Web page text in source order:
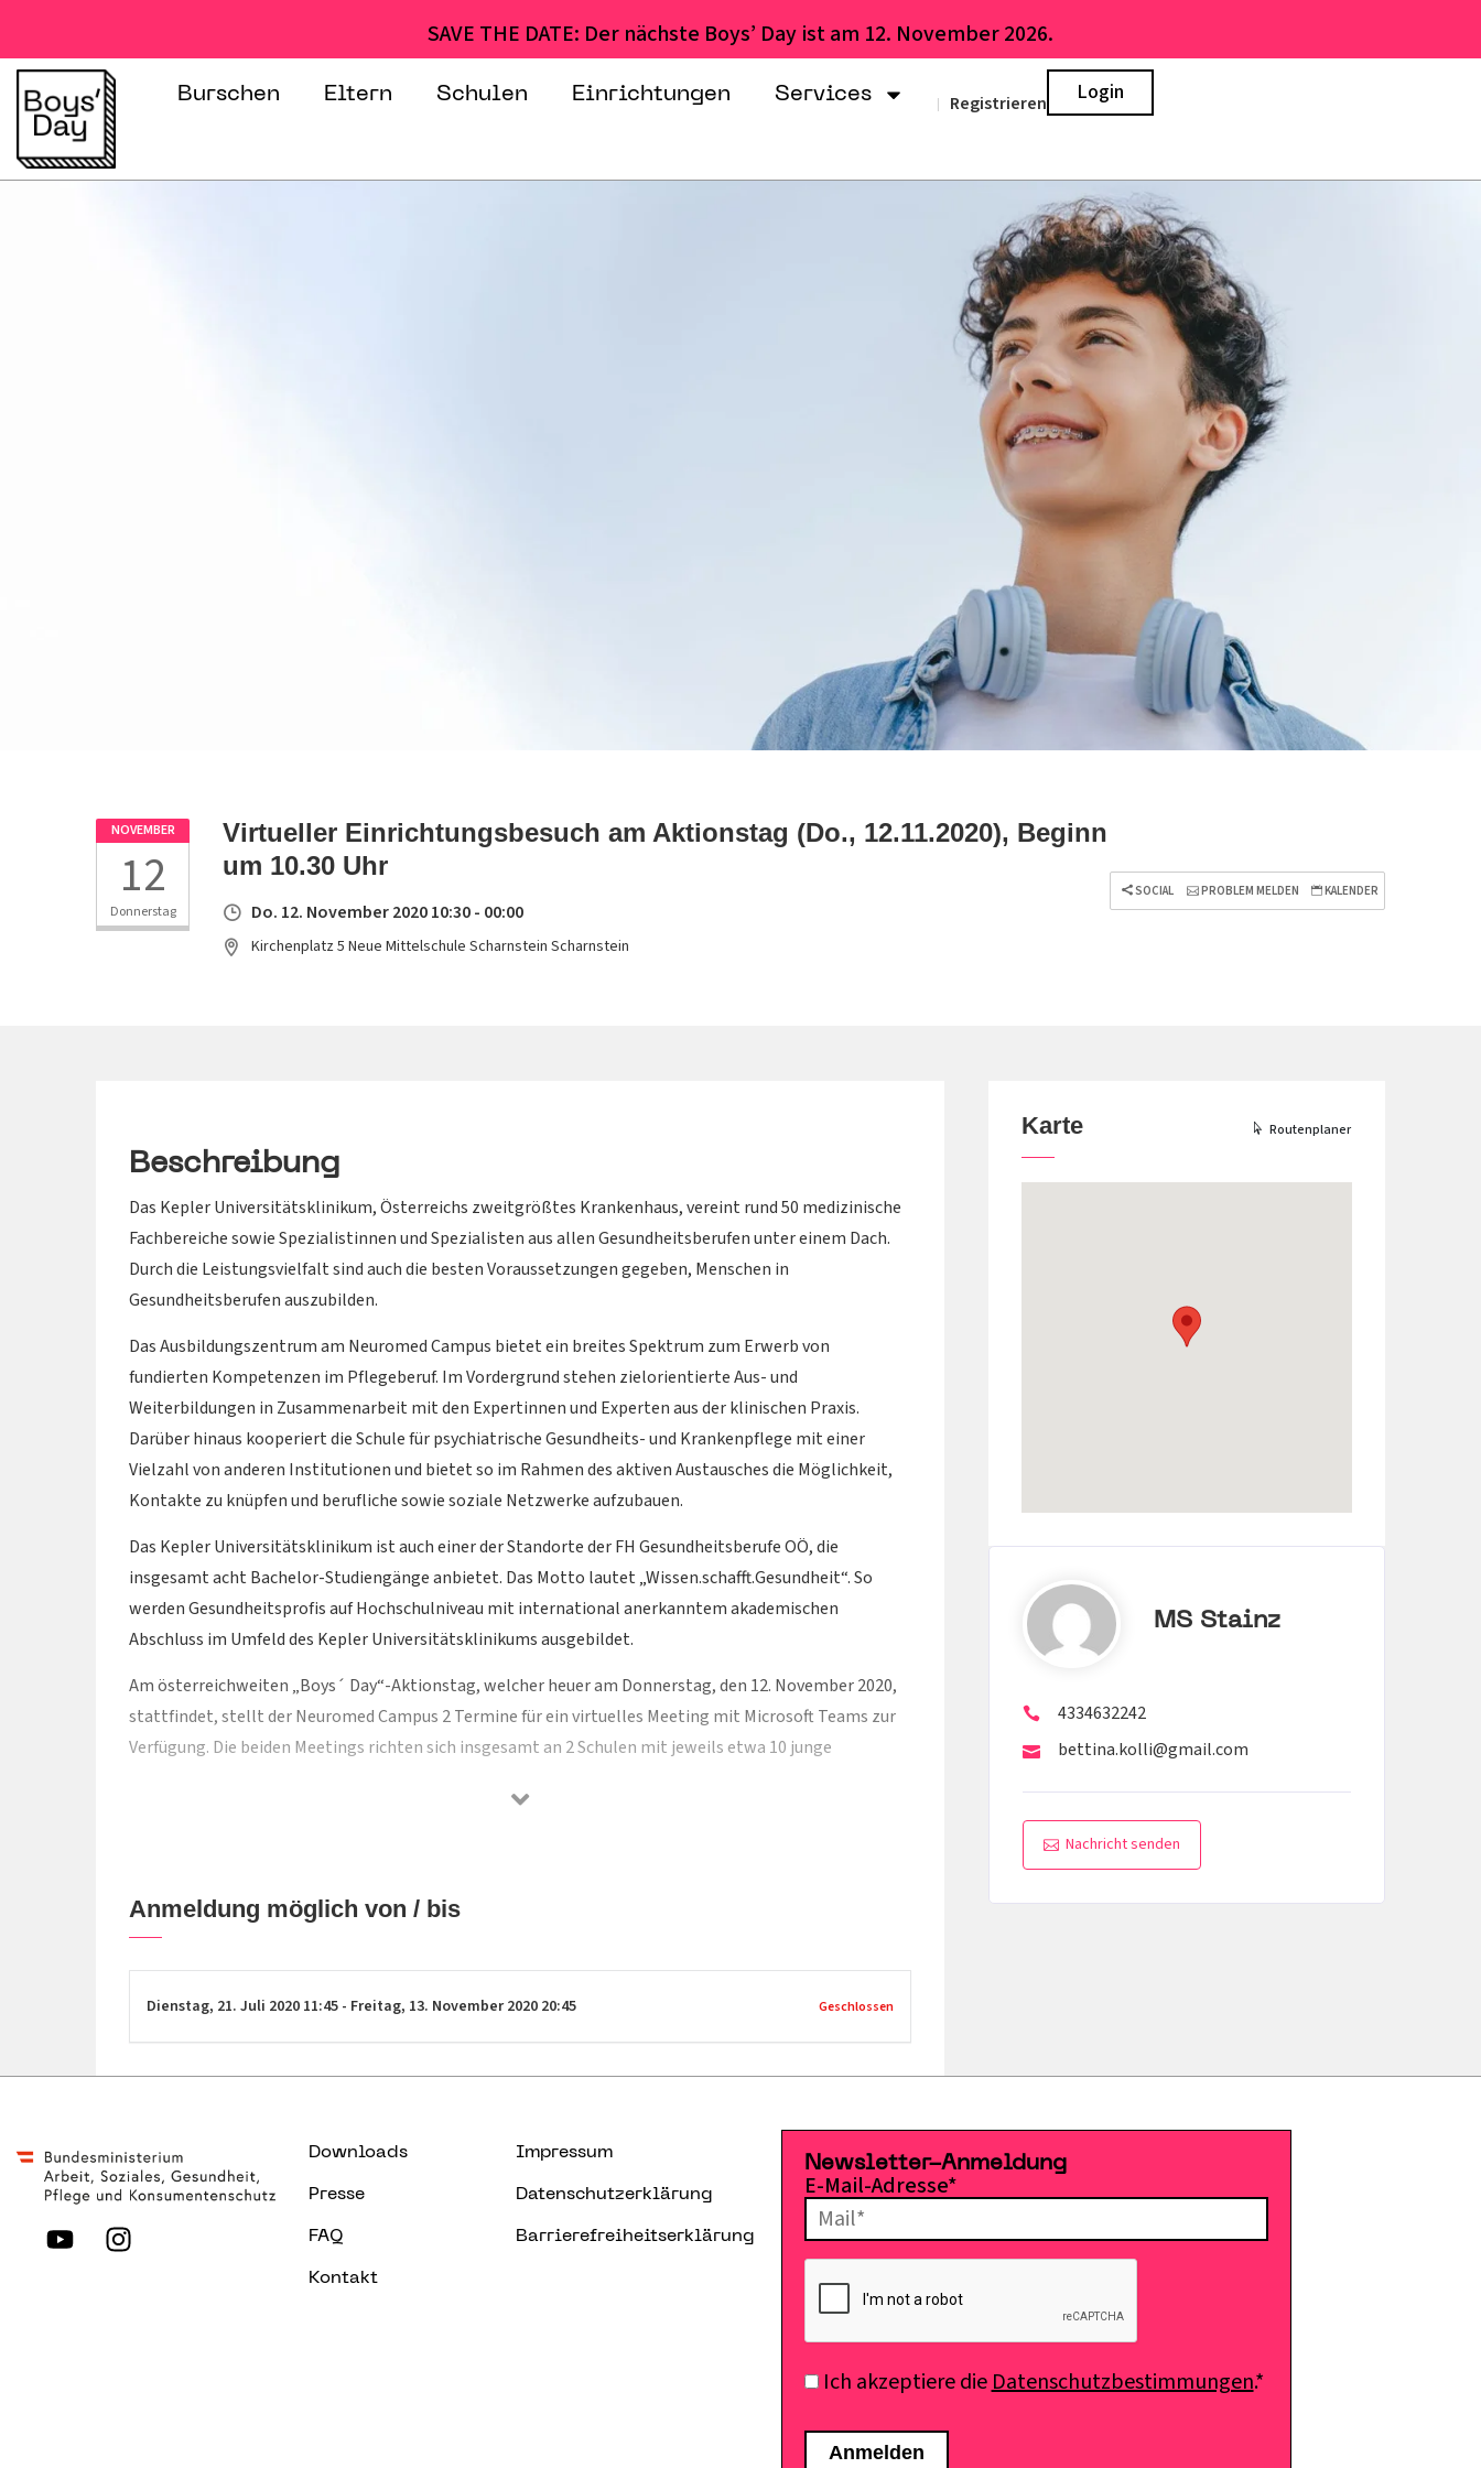
SAVE THE DATE: Der nächste Boys’ Day ist am 12. November 2026.
Burschen Eltern Schulen Einrichtungen Services | Registrieren Login
NOVEMBER
12
Donnerstag
Virtueller Einrichtungsbesuch am Aktionstag (Do., 12.11.2020), Beginn
um 10.30 Uhr
Do. 12. November 2020 10:30 - 00:00
Kirchenplatz 5 Neue Mittelschule Scharnstein Scharnstein
SOCIAL PROBLEM MELDEN KALENDER
Beschreibung
Das Kepler Universitätsklinikum, Österreichs zweitgrößtes Krankenhaus, vereint rund 50 medizinische
Fachbereiche sowie Spezialistinnen und Spezialisten aus allen Gesundheitsberufen unter einem Dach.
Durch die Leistungsvielfalt sind auch die besten Voraussetzungen gegeben, Menschen in
Gesundheitsberufen auszubilden.
Das Ausbildungszentrum am Neuromed Campus bietet ein breites Spektrum zum Erwerb von
fundierten Kompetenzen im Pflegeberuf. Im Vordergrund stehen zielorientierte Aus- und
Weiterbildungen in Zusammenarbeit mit den Expertinnen und Experten aus der klinischen Praxis.
Darüber hinaus kooperiert die Schule für psychiatrische Gesundheits- und Krankenpflege mit einer
Vielzahl von anderen Institutionen und bietet so im Rahmen des aktiven Austausches die Möglichkeit,
Kontakte zu knüpfen und berufliche sowie soziale Netzwerke aufzubauen.
Das Kepler Universitätsklinikum ist auch einer der Standorte der FH Gesundheitsberufe OÖ, die
insgesamt acht Bachelor-Studiengänge anbietet. Das Motto lautet „Wissen.schafft.Gesundheit“. So
werden Gesundheitsprofis auf Hochschulniveau mit international anerkanntem akademischen
Abschluss im Umfeld des Kepler Universitätsklinikums ausgebildet.
Am österreichweiten „Boys´ Day“-Aktionstag, welcher heuer am Donnerstag, den 12. November 2020,
stattfindet, stellt der Neuromed Campus 2 Termine für ein virtuelles Meeting mit Microsoft Teams zur
Verfügung. Die beiden Meetings richten sich insgesamt an 2 Schulen mit jeweils etwa 10 junge
Lehrer sowie einer auszubildenden Schülerin/einem auszubildenden Schüler unterstützt wird, auf die
direkt an die beiden involvierten Personen gestellt werden.
Wir freuen uns auf einen regen Informationsaustausch sowie auf wertvolle Inhalte! Bei Rückfragen etc.
Roland Six (Projektkoordination Boys‘ Day)
Anmeldung möglich von / bis
Dienstag, 21. Juli 2020 11:45 - Freitag, 13. November 2020 20:45 Geschlossen
Karte Routenplaner
MS Stainz
4334632242
bettina.kolli@gmail.com
Nachricht senden
Downloads
Presse
FAQ
Kontakt
Impressum
Datenschutzerklärung
Barrierefreiheitserklärung
Newsletter-Anmeldung
E-Mail-Adresse*
Ich akzeptiere dieDatenschutzbestimmungen.*